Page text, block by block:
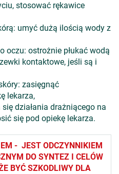
stosować rękawice
umyć dużą ilością wody z
oczu: ostrożnie płukać wodą
kontaktowe, jeśli są i
zasięgnąć
lekarza,
działania drażniącego na
się pod opiekę lekarza.
- JEST ODCZYNNIKIEM
DO SYNTEZ I CELÓW
BYĆ SZKODLIWY DLA